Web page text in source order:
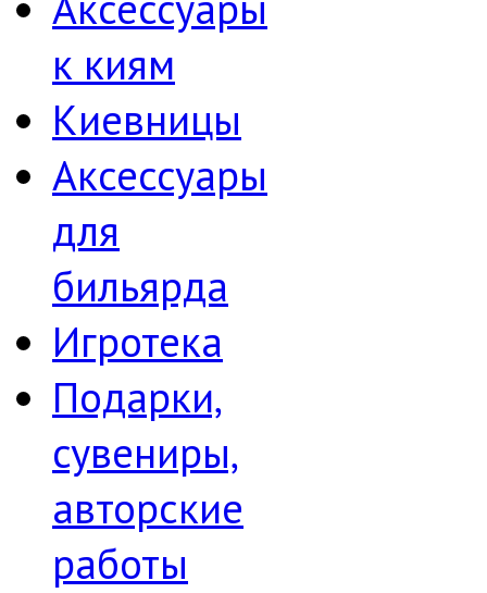
к киям
Киевницы
Аксессуары
для
бильярда
Игротека
Подарки,
сувениры,
авторские
работы